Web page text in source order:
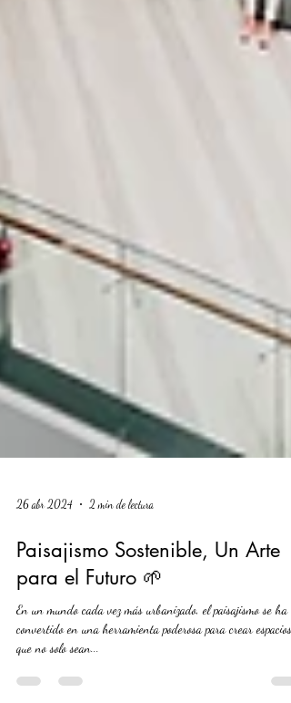
26 abr 2024 2 min de lectura
Paisajismo Sostenible, Un Arte
para el Futuro 🌱
En un mundo cada vez más urbanizado, el paisajismo se ha
que no solo sean...